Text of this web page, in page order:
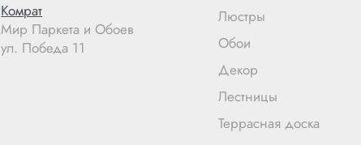
Комрат
Мир Паркета и Обоев
ул. Победа 11
Люстры
Обои
Декор
Лестницы
Террасная доска